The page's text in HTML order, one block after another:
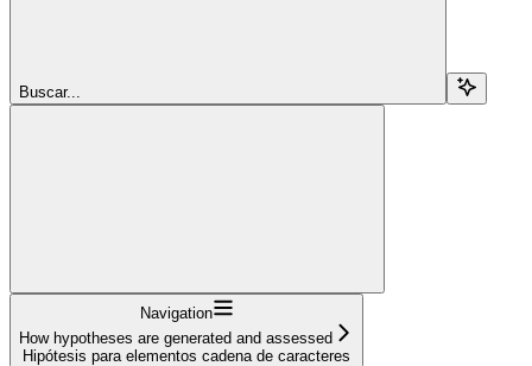
Buscar...
Navigation
How hypotheses are generated and assessed
Hipótesis para elementos cadena de caracteres